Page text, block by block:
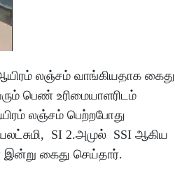
லஞ்சம் வாங்கியதாக கைது
பெண் உரிமையாளரிடம்
லஞ்சம் பெற்றபோது
SI 2.அமுல் SSI ஆகிய
இன்று கைது செய்தார்.